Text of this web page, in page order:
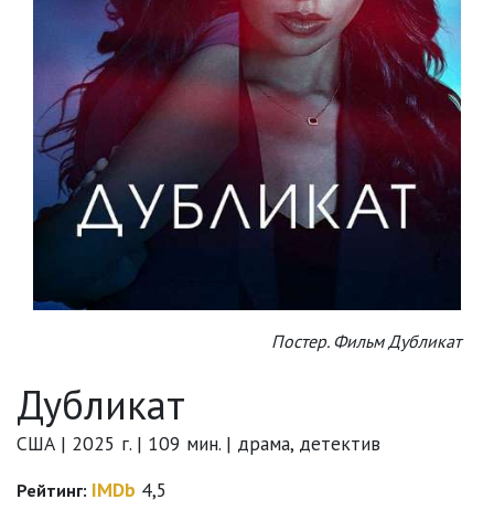
Постер. Фильм Дубликат
Дубликат
США | 2025 г. | 109 мин. | драма, детектив
Рейтинг: IMDb 4,5